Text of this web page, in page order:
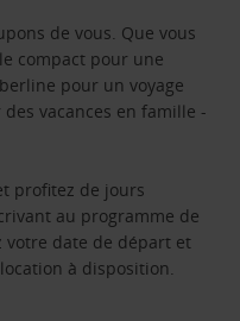
de vous. Que vous
compact pour une
pour un voyage
vacances en famille -
profitez de jours
au programme de
votre date de départ et
à disposition.